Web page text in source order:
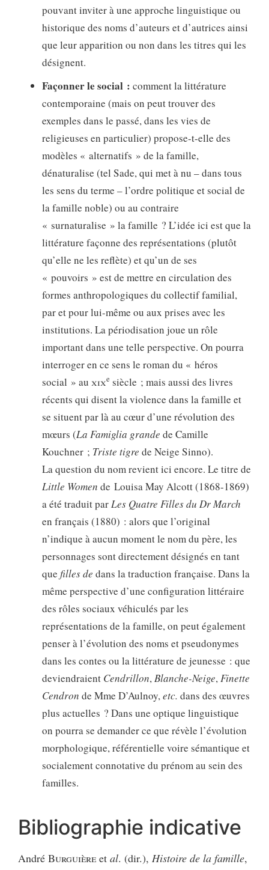
pouvant inviter à une approche linguistique ou
historique des noms d’auteurs et d’autrices ainsi
que leur apparition ou non dans les titres qui les
désignent.
Façonner le social : comment la littérature
contemporaine (mais on peut trouver des
exemples dans le passé, dans les vies de
religieuses en particulier) propose-t-elle des
modèles « alternatifs » de la famille,
dénaturalise (tel Sade, qui met à nu – dans tous
les sens du terme – l’ordre politique et social de
la famille noble) ou au contraire
« surnaturalise » la famille ? L’idée ici est que la
littérature façonne des représentations (plutôt
qu’elle ne les reflète) et qu’un de ses
« pouvoirs » est de mettre en circulation des
formes anthropologiques du collectif familial,
par et pour lui-même ou aux prises avec les
institutions. La périodisation joue un rôle
important dans une telle perspective. On pourra
interroger en ce sens le roman du « héros
social » au xixe siècle ; mais aussi des livres
récents qui disent la violence dans la famille et
se situent par là au cœur d’une révolution des
mœurs (La Famiglia grande de Camille
Kouchner ; Triste tigre de Neige Sinno).
La question du nom revient ici encore. Le titre de
Little Women de Louisa May Alcott (1868-1869)
a été traduit par Les Quatre Filles du Dr March
en français (1880) : alors que l’original
n’indique à aucun moment le nom du père, les
personnages sont directement désignés en tant
que filles de dans la traduction française. Dans la
même perspective d’une configuration littéraire
des rôles sociaux véhiculés par les
représentations de la famille, on peut également
penser à l’évolution des noms et pseudonymes
dans les contes ou la littérature de jeunesse : que
deviendraient Cendrillon, Blanche-Neige, Finette
Cendron de Mme D’Aulnoy, etc. dans des œuvres
plus actuelles ? Dans une optique linguistique
on pourra se demander ce que révèle l’évolution
morphologique, référentielle voire sémantique et
socialement connotative du prénom au sein des
familles.
Bibliographie indicative
André Burguière et al. (dir.), Histoire de la famille,